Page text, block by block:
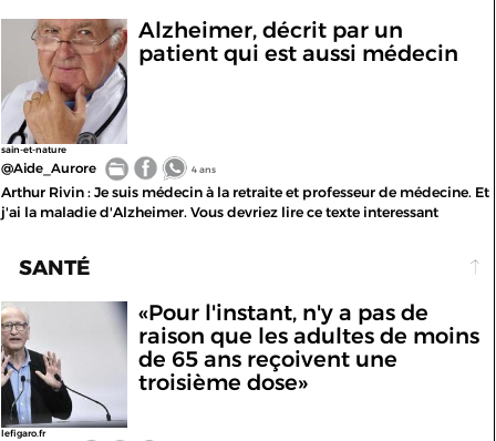
sain-et-nature
Alzheimer, décrit par un
patient qui est aussi médecin
@Aide_Aurore 4 ans
Arthur Rivin : Je suis médecin à la retraite et professeur de médecine. Et
j'ai la maladie d'Alzheimer. Vous devriez lire ce texte interessant
SANTÉ
lefigaro.fr
«Pour l'instant, n'y a pas de
raison que les adultes de moins
de 65 ans reçoivent une
troisième dose»